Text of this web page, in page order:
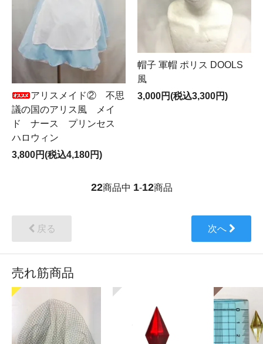
アリスメイド② 不思
議の国のアリス風 メイ
ド ナース プリンセス
ハロウィン
3,800円(税込4,180円)
帽子 軍帽 ポリス DOOLS
風
3,000円(税込3,300円)
22商品中 1-12商品
戻る 次へ
売れ筋商品